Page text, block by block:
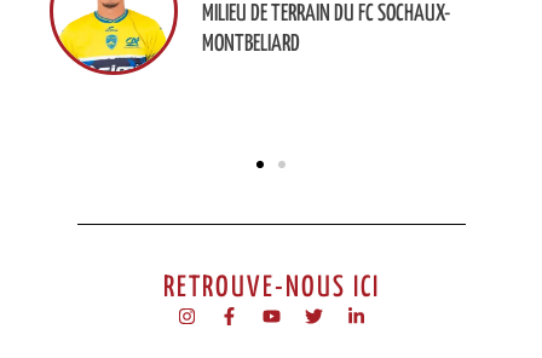
MILIEU DE TERRAIN DU FC SOCHAUX-
MONTBELIARD
RETROUVE-NOUS ICI